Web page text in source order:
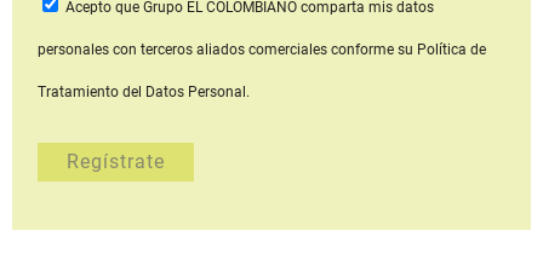
Acepto que Grupo EL COLOMBIANOcomparta mis datos
personales con terceros aliados comerciales conforme su Política de
Tratamiento del Datos Personal.